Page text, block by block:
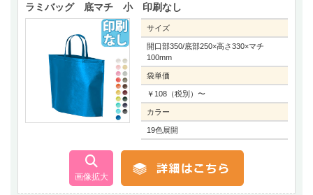
ラミバッグ 底マチ 小 印刷なし
サイズ
開口部350/底部250×高さ330×マチ
100mm
袋単価
￥108（税別）〜
カラー
19色展開